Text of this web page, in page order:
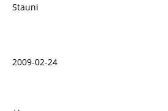
Stauni
2009-02-24